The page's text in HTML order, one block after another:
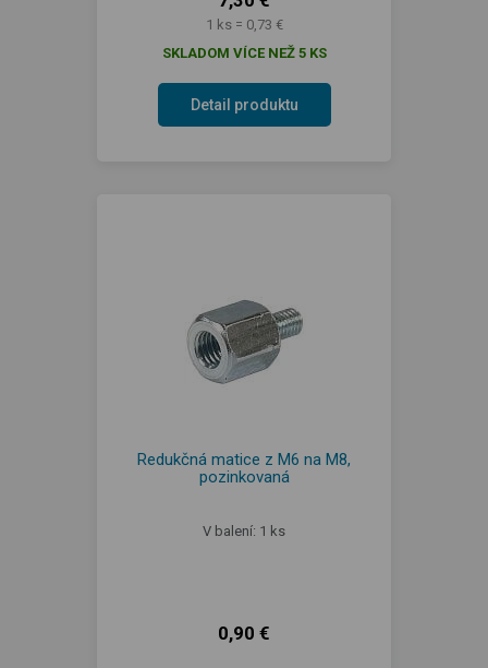
1 ks = 0,73 €
SKLADOM VÍCE NEŽ 5 KS
Detail produktu
Redukčná matice z M6 na M8,
pozinkovaná
V balení: 1 ks
0,90 €